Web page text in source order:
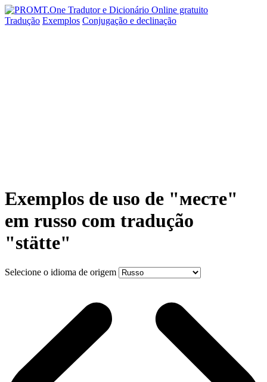
Tradução Exemplos Conjugação e declinação
Exemplos de uso de "месте"
em russo com tradução
"stätte"
Selecione o idioma de origem